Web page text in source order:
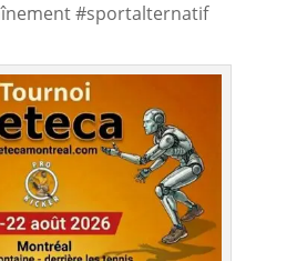
#sportalternatif